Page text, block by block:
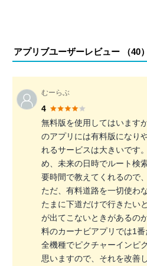
アプリブユーザーレビュー （40）
むーらぶ
4
無料版を使用してはいます
のアプリには有料版になり
れるサービスは大きいです
め、未来の日時でルート検
要時間で教えてくれるので
ただ、有料道路を一切使わ
たまに下道だけで行きたい
が出てこないときがあるの
料のカーナビアプリでは1番
全機種でピクチャーインピ
思いますので、それを改善